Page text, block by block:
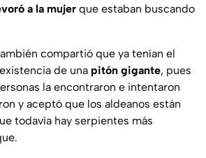
a la mujer que estaban buscando
compartió que ya tenían el
de una pitón gigante, pues
la encontraron e intentaron
y aceptó que los aldeanos están
todavía hay serpientes más